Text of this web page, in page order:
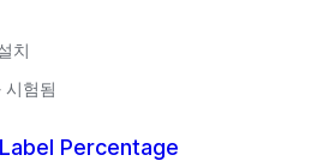
치
험됨
Label Percentage